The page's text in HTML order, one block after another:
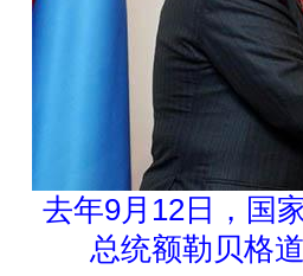
去年9月12日，国
总统额勒贝格